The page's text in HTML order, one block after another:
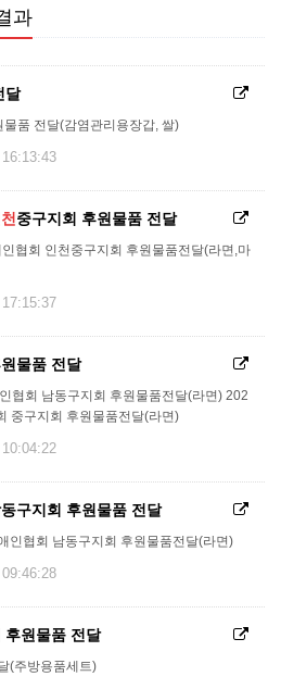
과
달
품 전달(감염관리용장갑, 쌀)
중구지회 후원물품 전달
협회 인천중구지회 후원물품전달(라면,마
물품 전달
협회 남동구지회 후원물품전달(라면) 202
중구지회 후원물품전달(라면)
구지회 후원물품 전달
인협회 남동구지회 후원물품전달(라면)
후원물품 전달
(주방용품세트)